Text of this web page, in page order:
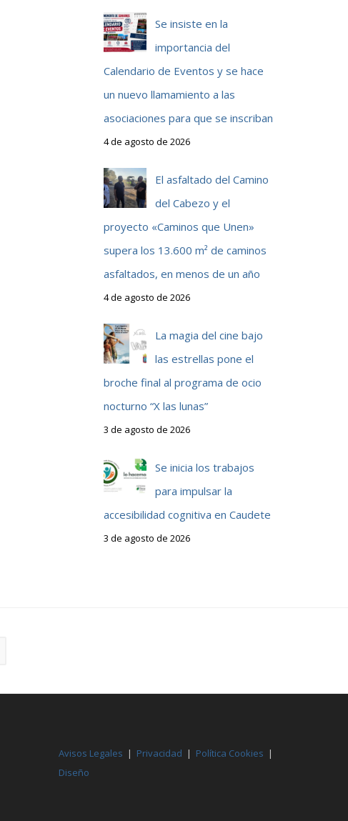
Se insiste en la
importancia del
Calendario de Eventos y se hace
un nuevo llamamiento a las
asociaciones para que se inscriban
4 de agosto de 2026
El asfaltado del Camino
del Cabezo y el
proyecto «Caminos que Unen»
supera los 13.600 m² de caminos
asfaltados, en menos de un año
4 de agosto de 2026
La magia del cine bajo
las estrellas pone el
broche final al programa de ocio
nocturno “X las lunas”
3 de agosto de 2026
Se inicia los trabajos
para impulsar la
accesibilidad cognitiva en Caudete
3 de agosto de 2026
Avisos Legales | Privacidad | Política Cookies |
Diseño